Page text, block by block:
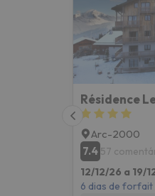
Arc-2000
7.4 57
12/12/26 a 19/
6 dias de forfait